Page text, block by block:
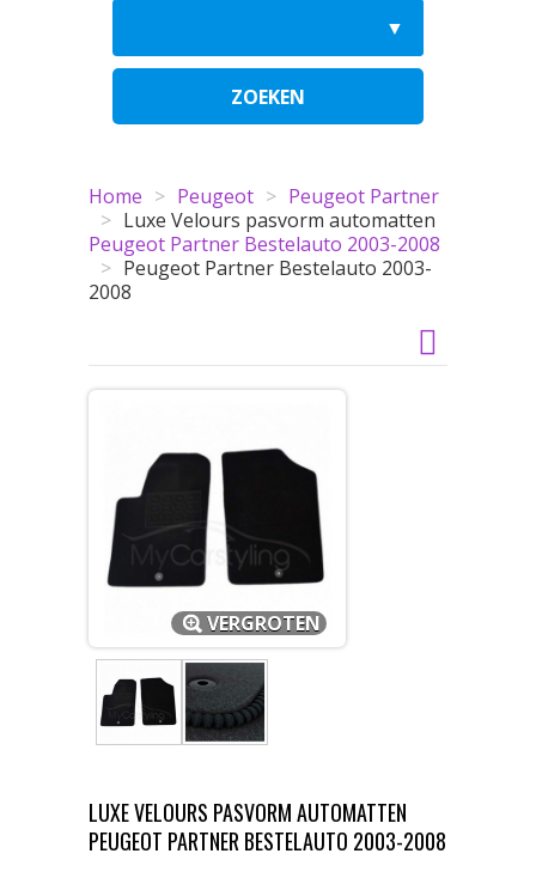
ZOEKEN
Home > Peugeot > Peugeot Partner
>
Peugeot Partner Bestelauto 2003-2008
>
Luxe Velours pasvorm automatten
Peugeot Partner Bestelauto 2003-
2008
VERGROTEN
LUXE VELOURS PASVORM AUTOMATTEN
PEUGEOT PARTNER BESTELAUTO 2003-2008